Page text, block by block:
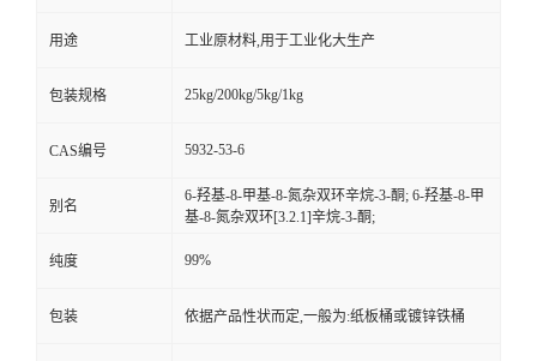
用途 工业原材料,用于工业化大生产
包装规格 25kg/200kg/5kg/1kg
CAS编号 5932-53-6
别名
6-羟基-8-甲基-8-氮杂双环辛烷-3-酮; 6-羟基-8-甲
基-8-氮杂双环[3.2.1]辛烷-3-酮;
纯度 99%
包装 依据产品性状而定,一般为:纸板桶或镀锌铁桶